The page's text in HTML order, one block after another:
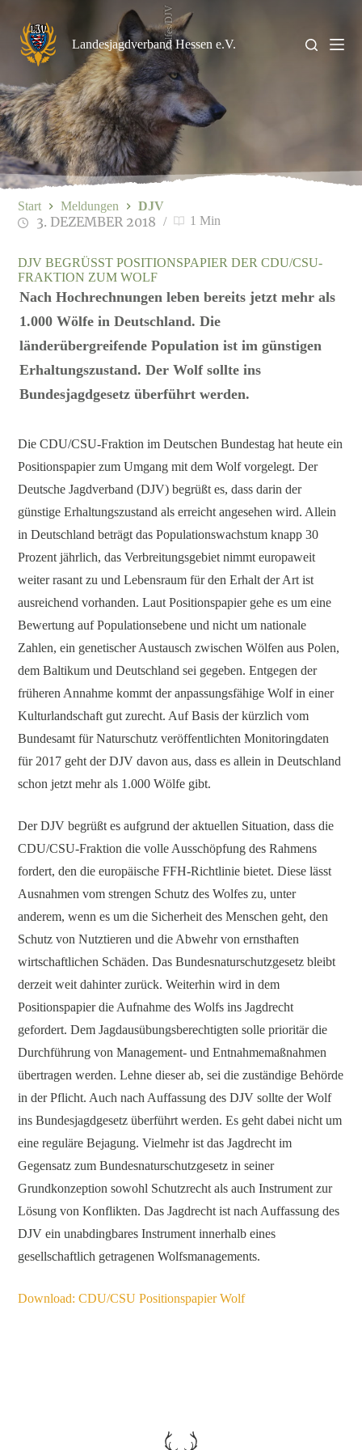
springen
Landesjagdverband Hessen e.V.
Rolfes/DJV
DJV BEGRÜSST POSITIONSPAPIER DER CDU/CSU-F
RAKTION ZUM WOLF
Nach Hochrechnungen leben bereits jetzt mehr als
1.000 Wölfe in Deutschland. Die
länderübergreifende Population ist im günstigen
Erhaltungszustand. Der Wolf sollte ins
Bundesjagdgesetz überführt werden.
3. DEZEMBER 2018 1 Min
Start Meldungen DJV
Die CDU/CSU-Fraktion im Deutschen Bundestag hat heute ein
Positionspapier zum Umgang mit dem Wolf vorgelegt. Der
Deutsche Jagdverband (DJV) begrüßt es, dass darin der
günstige Erhaltungszustand als erreicht angesehen wird. Allein
in Deutschland beträgt das Populationswachstum knapp 30
Prozent jährlich, das Verbreitungsgebiet nimmt europaweit
weiter rasant zu und Lebensraum für den Erhalt der Art ist
ausreichend vorhanden. Laut Positionspapier gehe es um eine
Bewertung auf Populationsebene und nicht um nationale
Zahlen, ein genetischer Austausch zwischen Wölfen aus Polen,
dem Baltikum und Deutschland sei gegeben. Entgegen der
früheren Annahme kommt der anpassungsfähige Wolf in einer
Kulturlandschaft gut zurecht. Auf Basis der kürzlich vom
Bundesamt für Naturschutz veröffentlichten Monitoringdaten
für 2017 geht der DJV davon aus, dass es allein in Deutschland
schon jetzt mehr als 1.000 Wölfe gibt.
Der DJV begrüßt es aufgrund der aktuellen Situation, dass die
CDU/CSU-Fraktion die volle Ausschöpfung des Rahmens
fordert, den die europäische FFH-Richtlinie bietet. Diese lässt
Ausnahmen vom strengen Schutz des Wolfes zu, unter
anderem, wenn es um die Sicherheit des Menschen geht, den
Schutz von Nutztieren und die Abwehr von ernsthaften
wirtschaftlichen Schäden. Das Bundesnaturschutzgesetz bleibt
derzeit weit dahinter zurück. Weiterhin wird in dem
Positionspapier die Aufnahme des Wolfs ins Jagdrecht
gefordert. Dem Jagdausübungsberechtigten solle prioritär die
Durchführung von Management- und Entnahmemaßnahmen
übertragen werden. Lehne dieser ab, sei die zuständige Behörde
in der Pflicht. Auch nach Auffassung des DJV sollte der Wolf
ins Bundesjagdgesetz überführt werden. Es geht dabei nicht um
eine reguläre Bejagung. Vielmehr ist das Jagdrecht im
Gegensatz zum Bundesnaturschutzgesetz in seiner
Grundkonzeption sowohl Schutzrecht als auch Instrument zur
Lösung von Konflikten. Das Jagdrecht ist nach Auffassung des
DJV ein unabdingbares Instrument innerhalb eines
gesellschaftlich getragenen Wolfsmanagements.
Download: CDU/CSU Positionspapier Wolf